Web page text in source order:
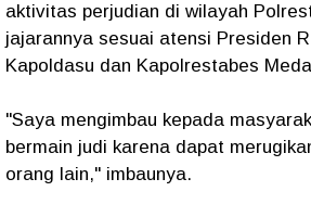
aktivitas perjudian di wilayah
jajarannya sesuai atensi Presiden
Kapoldasu dan Kapolrestabes
"Saya mengimbau kepada
bermain judi karena dapat
orang lain," imbaunya.